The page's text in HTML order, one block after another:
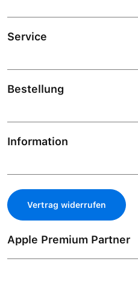
Service
Bestellung
Information
Vertrag widerrufen
Apple Premium Partner